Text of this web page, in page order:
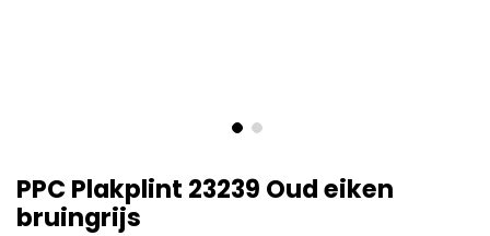
het
begin
PPC Plakplint 23239 Oud eiken
bruingrijs